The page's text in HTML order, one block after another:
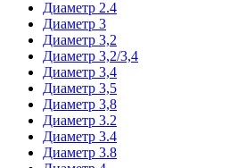
Диаметр 2.4
Диаметр 3
Диаметр 3,2
Диаметр 3,2/3,4
Диаметр 3,4
Диаметр 3,5
Диаметр 3,8
Диаметр 3.2
Диаметр 3.4
Диаметр 3.8